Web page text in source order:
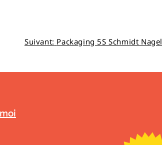
Suivant: Packaging 5S Schmidt Nagel